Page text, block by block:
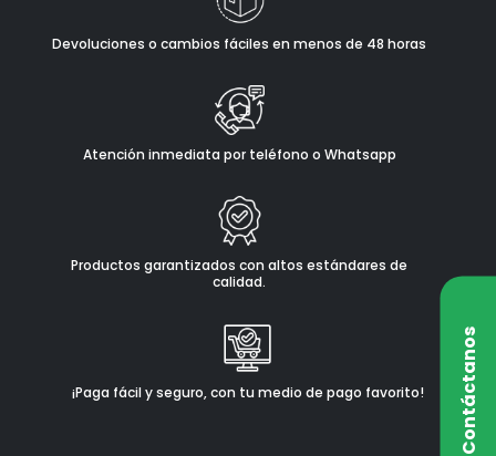
Devoluciones o cambios fáciles en menos de 48 horas
Atención inmediata por teléfono o Whatsapp
Productos garantizados con altos estándares de
calidad.
¡Paga fácil y seguro, con tu medio de pago favorito! Contáctanos